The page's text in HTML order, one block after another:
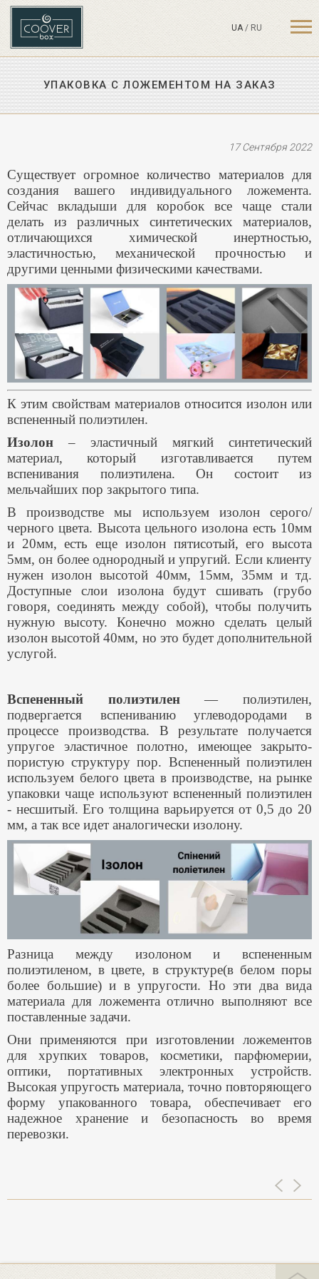
UA / RU
УПАКОВКА С ЛОЖЕМЕНТОМ НА ЗАКАЗ
17 Сентября 2022
Существует огромное количество материалов для
создания вашего индивидуального ложемента.
Сейчас вкладыши для коробок все чаще стали
делать из различных синтетических материалов,
отличающихся химической инертностью,
эластичностью, механической прочностью и
другими ценными физическими качествами.
К этим свойствам материалов относится изолон или
вспененный полиэтилен.
Изолон – эластичный мягкий синтетический
материал, который изготавливается путем
вспенивания полиэтилена. Он состоит из
мельчайших пор закрытого типа.
В производстве мы используем изолон серого/
черного цвета. Высота цельного изолона есть 10мм
и 20мм, есть еще изолон пятисотый, его высота
5мм, он более однородный и упругий. Если клиенту
нужен изолон высотой 40мм, 15мм, 35мм и тд.
Доступные слои изолона будут сшивать (грубо
говоря, соединять между собой), чтобы получить
нужную высоту. Конечно можно сделать целый
изолон высотой 40мм, но это будет дополнительной
услугой.
Вспененный полиэтилен— полиэтилен,
подвергается вспениванию углеводородами в
процессе производства. В результате получается
упругое эластичное полотно, имеющее закрыто-
пористую структуру пор. Вспененный полиэтилен
используем белого цвета в производстве, на рынке
упаковки чаще используют вспененный полиэтилен
- несшитый. Его толщина варьируется от 0,5 до 20
мм, а так все идет аналогически изолону.
Разница между изолоном и вспененным
полиэтиленом, в цвете, в структуре(в белом поры
более большие) и в упругости. Но эти два вида
материала для ложемента отлично выполняют все
поставленные задачи.
Они применяются при изготовлении ложементов
для хрупких товаров, косметики, парфюмерии,
оптики, портативных электронных устройств.
Высокая упругость материала, точно повторяющего
форму упакованного товара, обеспечивает его
надежное хранение и безопасность во время
перевозки.